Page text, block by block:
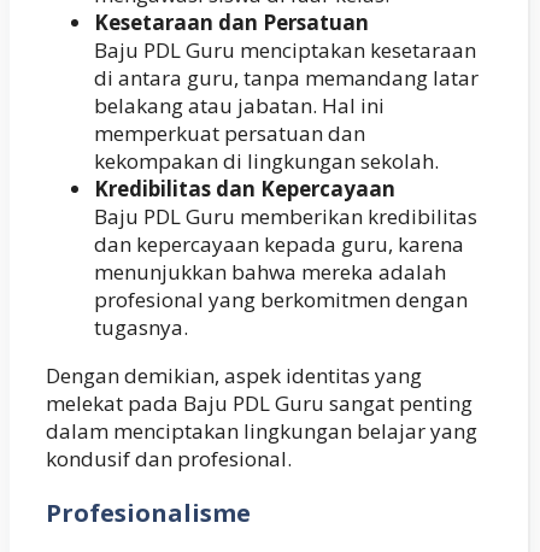
Kesetaraan dan Persatuan
Baju PDL Guru menciptakan kesetaraan
di antara guru, tanpa memandang latar
belakang atau jabatan. Hal ini
memperkuat persatuan dan
kekompakan di lingkungan sekolah.
Kredibilitas dan Kepercayaan
Baju PDL Guru memberikan kredibilitas
dan kepercayaan kepada guru, karena
menunjukkan bahwa mereka adalah
profesional yang berkomitmen dengan
tugasnya.
Dengan demikian, aspek identitas yang
melekat pada Baju PDL Guru sangat penting
dalam menciptakan lingkungan belajar yang
kondusif dan profesional.
Profesionalisme